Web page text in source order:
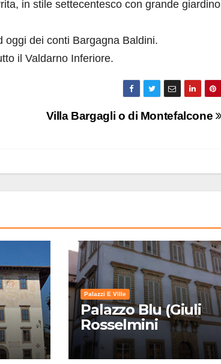
in stile settecentesco con grande giardino
oggi dei conti Bargagna Baldini.
il Valdarno Inferiore.
Villa Bargagli o di Montefalcone
Palazzi E Ville
Palazzo Blu (Giuli
Rosselmini
Gualandi) – Pisa:
Storia, Mostre e